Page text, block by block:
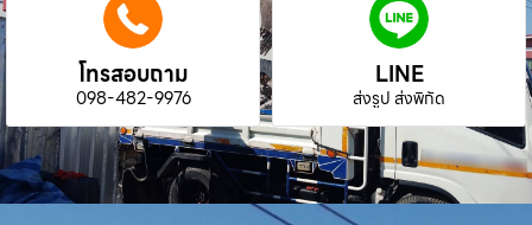
โทรสอบถาม
098-482-9976
LINE
ส่งรูป ส่งพิกัด